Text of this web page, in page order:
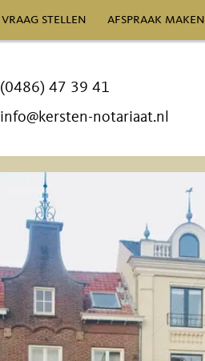
vraag stellen afspraak maken
(0486) 47 39 41
info@kersten-notariaat.nl